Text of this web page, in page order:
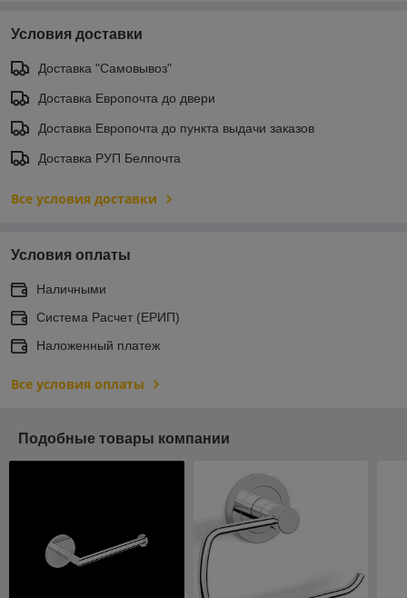
Условия доставки
Доставка "Самовывоз"
Доставка Европочта до двери
Доставка Европочта до пункта выдачи заказов
Доставка РУП Белпочта
Все условия доставки
Условия оплаты
Наличными
Система Расчет (ЕРИП)
Наложенный платеж
Все условия оплаты
Подобные товары компании